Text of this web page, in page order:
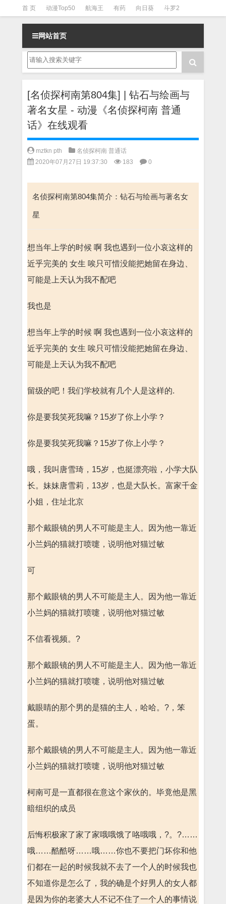
首 页 动漫Top50 航海王 有药 向日葵 斗罗2
斗罗3 火影 一拳超人 柯南 阴阳师 节目清单
网站首页
[名侦探柯南第804集] | 钻石与绘画与
著名女星 - 动漫《名侦探柯南 普通
话》在线观看
mztkn pth
名侦探柯南 普通话
2020年07月27日 19:37:30
183 0
名侦探柯南第804集简介：钻石与绘画与著名女
星
想当年上学的时候 啊 我也遇到一位小哀这样的
近乎完美的 女生 唉只可惜没能把她留在身边、
可能是上天认为我不配吧
我也是
想当年上学的时候 啊 我也遇到一位小哀这样的
近乎完美的 女生 唉只可惜没能把她留在身边、
可能是上天认为我不配吧
留级的吧！我们学校就有几个人是这样的.
你是要我笑死我嘛？15岁了你上小学？
你是要我笑死我嘛？15岁了你上小学？
哦，我叫唐雪琦，15岁，也挺漂亮啦，小学大队
长。妹妹唐雪莉，13岁，也是大队长。富家千金
小姐，住址北京
那个戴眼镜的男人不可能是主人。因为他一靠近
小兰妈的猫就打喷嚏，说明他对猫过敏
可
那个戴眼镜的男人不可能是主人。因为他一靠近
小兰妈的猫就打喷嚏，说明他对猫过敏
不信看视频。?
那个戴眼镜的男人不可能是主人。因为他一靠近
小兰妈的猫就打喷嚏，说明他对猫过敏
戴眼睛的那个男的是猫的主人，哈哈。?，笨
蛋。
那个戴眼镜的男人不可能是主人。因为他一靠近
小兰妈的猫就打喷嚏，说明他对猫过敏
柯南可是一直都很在意这个家伙的。毕竟他是黑
暗组织的成员
后悔积极家了家了家哦哦饿了咯哦哦，?。?……
哦……酷酷呀……哦……你也不要把门坏你和他
们都在一起的时候我就不去了一个人的时候我也
不知道你是怎么了，我的确是个好男人的女人都
是因为你的老婆大人不记不住了一个人的事情说